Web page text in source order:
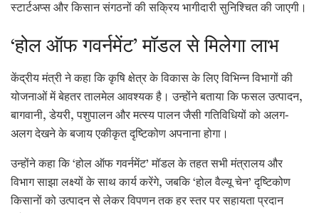
स्टार्टअप्स और किसान संगठनों की सक्रिय भागीदारी सुनिश्चित की जाएगी।
‘होल ऑफ गवर्नमेंट’ मॉडल से मिलेगा लाभ
केंद्रीय मंत्री ने कहा कि कृषि क्षेत्र के विकास के लिए विभिन्न विभागों की
योजनाओं में बेहतर तालमेल आवश्यक है। उन्होंने बताया कि फसल उत्पादन,
बागवानी, डेयरी, पशुपालन और मत्स्य पालन जैसी गतिविधियों को अलग-
अलग देखने के बजाय एकीकृत दृष्टिकोण अपनाना होगा।
उन्होंने कहा कि ‘होल ऑफ गवर्नमेंट’ मॉडल के तहत सभी मंत्रालय और
विभाग साझा लक्ष्यों के साथ कार्य करेंगे, जबकि ‘होल वैल्यू चेन’ दृष्टिकोण
किसानों को उत्पादन से लेकर विपणन तक हर स्तर पर सहायता प्रदान